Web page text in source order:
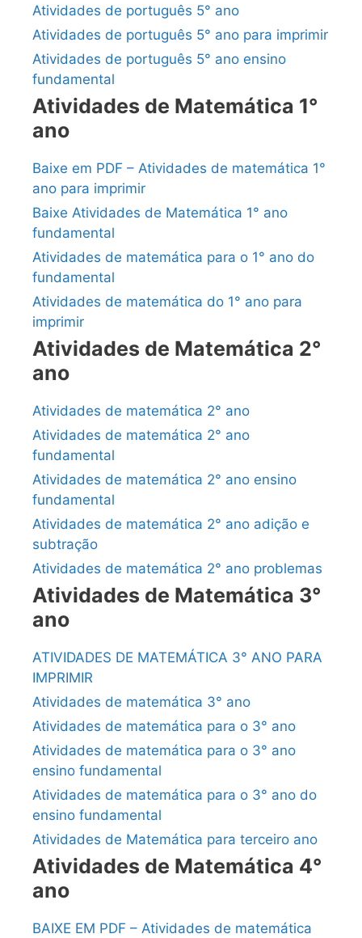
Atividades de português 5° ano
Atividades de português 5° ano para imprimir
Atividades de português 5° ano ensino
fundamental
Atividades de Matemática 1°
ano
Baixe em PDF – Atividades de matemática 1°
ano para imprimir
Baixe Atividades de Matemática 1° ano
fundamental
Atividades de matemática para o 1° ano do
fundamental
Atividades de matemática do 1° ano para
imprimir
Atividades de Matemática 2°
ano
Atividades de matemática 2° ano
Atividades de matemática 2° ano
fundamental
Atividades de matemática 2° ano ensino
fundamental
Atividades de matemática 2° ano adição e
subtração
Atividades de matemática 2° ano problemas
Atividades de Matemática 3°
ano
ATIVIDADES DE MATEMÁTICA 3° ANO PARA
IMPRIMIR
Atividades de matemática 3° ano
Atividades de matemática para o 3° ano
Atividades de matemática para o 3° ano
ensino fundamental
Atividades de matemática para o 3° ano do
ensino fundamental
Atividades de Matemática para terceiro ano
Atividades de Matemática 4°
ano
BAIXE EM PDF – Atividades de matemática